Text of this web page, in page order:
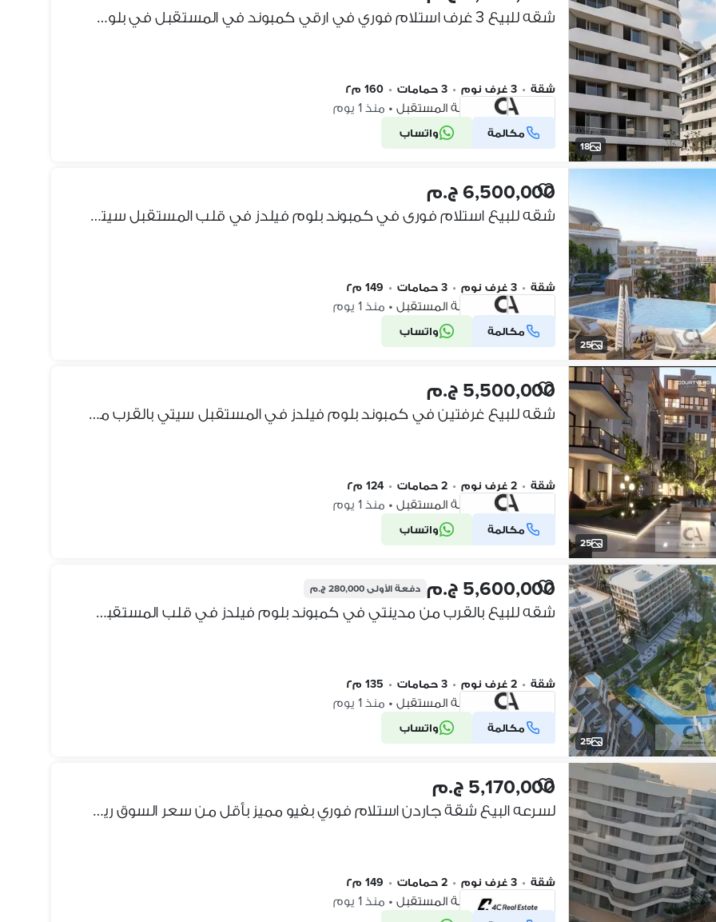
18
شقه للبيع 3 غرف استلام فوري في ارقي كمبوند في المستقبل في بلوم فيلدز امام مدينتي مباشره بخصم كاش 35% - برايم لوكيشن Bloomfields
شقة • 3 غرف نوم • 3 حمامات • 160 م٢
بلوم فيلدز، مدينة المستقبل • منذ 1 يوم
مكالمة واتساب شركة موثقة
25
6,500,000 ج.م
شقه للبيع استلام فورى في كمبوند بلوم فيلدز في قلب المستقبل سيتي وبالقرب من مدينتي بخصم كاش 35% |Bloomfields | Tatweer Misr
شقة • 3 غرف نوم • 3 حمامات • 149 م٢
بلوم فيلدز، مدينة المستقبل • منذ 1 يوم
مكالمة واتساب شركة موثقة
25
5,500,000 ج.م
شقه للبيع غرفتين في كمبوند بلوم فيلدز في المستقبل سيتي بالقرب من مدينتي بخصم كاش 35% |Bloomfields | Tatweer Misr
شقة • 2 غرف نوم • 2 حمامات • 124 م٢
بلوم فيلدز، مدينة المستقبل • منذ 1 يوم
مكالمة واتساب شركة موثقة
25
5,600,000 ج.م دفعة الأولى280,000 ج.م
شقه للبيع بالقرب من مدينتي في كمبوند بلوم فيلدز في قلب المستقبل سيتي بخصم كاش 35% |Bloomfields | Tatweer Misr
شقة • 2 غرف نوم • 3 حمامات • 135 م٢
بلوم فيلدز، مدينة المستقبل • منذ 1 يوم
مكالمة واتساب شركة موثقة
5,170,000 ج.م
لسرعه البيع شقة جاردن استلام فوري بفيو مميز بأقل من سعر السوق ريسيل 3 غرف في كمبوند بلوم فيلدز Bloomfields المستقبل سيتي بجوار مدينتي وسراي للبيع
شقة • 3 غرف نوم • 2 حمامات • 149 م٢
بلوم فيلدز، مدينة المستقبل • منذ 1 يوم